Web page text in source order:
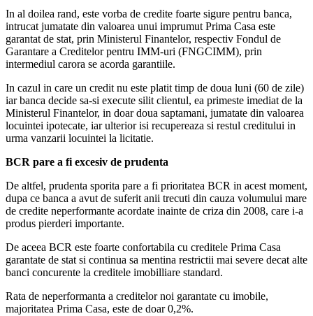
In al doilea rand, este vorba de credite foarte sigure pentru banca,
intrucat jumatate din valoarea unui imprumut Prima Casa este
garantat de stat, prin Ministerul Finantelor, respectiv Fondul de
Garantare a Creditelor pentru IMM-uri (FNGCIMM), prin
intermediul carora se acorda garantiile.
In cazul in care un credit nu este platit timp de doua luni (60 de zile)
iar banca decide sa-si execute silit clientul, ea primeste imediat de la
Ministerul Finantelor, in doar doua saptamani, jumatate din valoarea
locuintei ipotecate, iar ulterior isi recupereaza si restul creditului in
urma vanzarii locuintei la licitatie.
BCR pare a fi excesiv de prudenta
De altfel, prudenta sporita pare a fi prioritatea BCR in acest moment,
dupa ce banca a avut de suferit anii trecuti din cauza volumului mare
de credite neperformante acordate inainte de criza din 2008, care i-a
produs pierderi importante.
De aceea BCR este foarte confortabila cu creditele Prima Casa
garantate de stat si continua sa mentina restrictii mai severe decat alte
banci concurente la creditele imobilliare standard.
Rata de neperformanta a creditelor noi garantate cu imobile,
majoritatea Prima Casa, este de doar 0,2%.